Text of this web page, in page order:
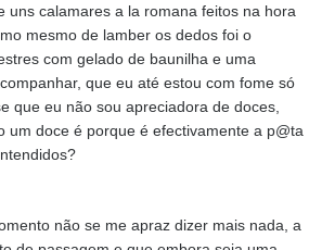
uns calamares a la romana feitos na hora
mesmo de lamber os dedos foi o
com gelado de baunilha e uma
que eu até estou com fome só
que eu não sou apreciadora de doces,
um doce é porque é efectivamente a p@ta
não se me apraz dizer mais nada, a